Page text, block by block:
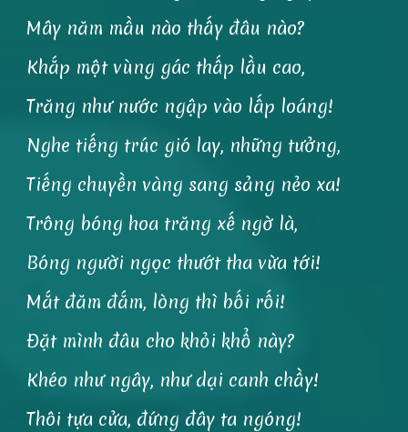
Mây năm mầu nào thấy đâu nào?
Khắp một vùng gác thấp lầu cao,
Trăng như nước ngập vào lấp loáng!
Nghe tiếng trúc gió lay, những tưởng,
Tiếng chuyền vàng sang sảng nẻo xa!
Trông bóng hoa trăng xế ngờ là,
Bóng người ngọc thướt tha vừa tới!
Mắt đăm đắm, lòng thì bối rối!
Đặt mình đâu cho khỏi khổ này?
Khéo như ngây, như dại canh chầy!
Thôi tựa cửa, đứng đây ta ngóng!